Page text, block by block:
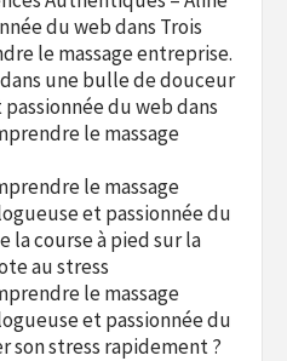
du webdans Trois
le massage entreprise.
une bulle de douceur
du webdans
le massage
le massage
et passionnée du
la course à pied sur la
au stress
le massage
et passionnée du
son stress rapidement ?